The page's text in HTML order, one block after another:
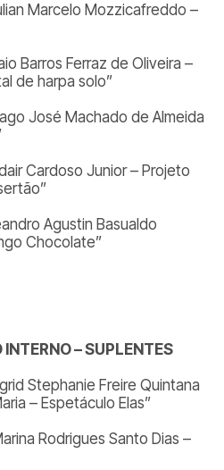
Marcelo Mozzicafreddo –
Barros Ferraz de Oliveira –
de harpa solo”
José Machado de Almeida
Cardoso Junior – Projeto
Agustin Basualdo
Chocolate”
– SUPLENTES
Stephanie Freire Quintana
– Espetáculo Elas”
Rodrigues Santo Dias –